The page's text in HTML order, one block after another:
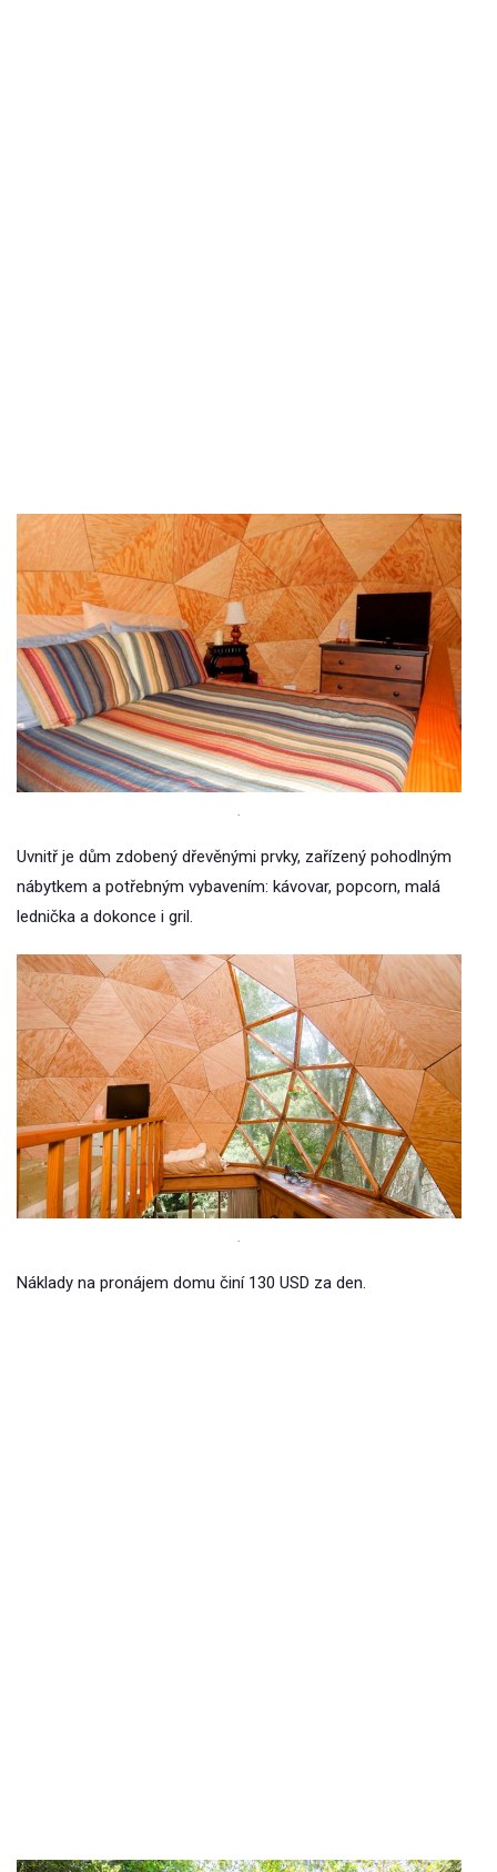
.
Uvnitř je dům zdobený dřevěnými prvky, zařízený pohodlným
nábytkem a potřebným vybavením: kávovar, popcorn, malá
lednička a dokonce i gril.
.
Náklady na pronájem domu činí 130 USD za den.